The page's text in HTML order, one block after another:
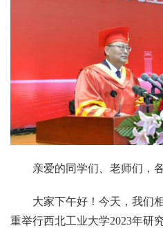
亲爱的同学们、老师们，
大家下午好！今天，我们
重举行西北工业大学2023年研